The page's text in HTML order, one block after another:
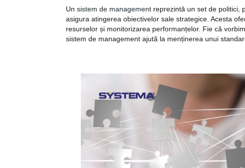
Un sistem de management reprezintă un set de politici,
asigura atingerea obiectivelor sale strategice. Acesta
resurselor și monitorizarea performanțelor. Fie că
sistem de management ajută la menținerea unui